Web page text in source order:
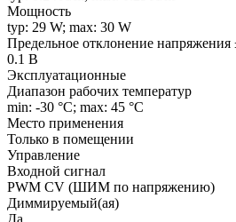
Мощность
typ: 29 W; max: 30 W
Предельное отклонение напряжения
0.1 В
Эксплуатационные
Диапазон рабочих температур
min: -30 °C; max: 45 °C
Место применения
Только в помещении
Управление
Входной сигнал
PWM СV (ШИМ по напряжению)
Диммируемый(ая)
Да